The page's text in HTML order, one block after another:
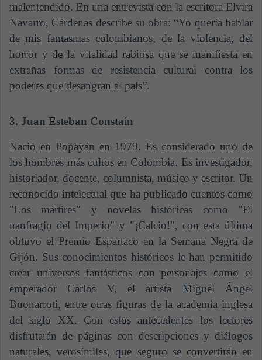
malentendido. En una entrevista con la escritora Elvira
Navarro, Cárdenas describe su obra: “Yo quería hablar
de mis fantasmas colombianos, de la violencia, del
horror y de la vitalidad rabiosa que se manifiesta en
extrañas formas de resistencia cultural contra los
poderes que desangran al país”.
3. Juan Esteban Constaín
Nació en Popayán en 1979. Es considerado uno de
los hombres más cultos en Colombia. Es investigador,
historiador, docente, columnista, músico y escritor. Un
reconocido intelectual que ha publicado cuentos como
"Los mártires" y novelas históricas como "El
naufragio del Imperio" y "¡Calcio!", con esta última
obtuvo el Premio Espartaco en la Semana Negra de
Gijón. Sus conocimientos históricos le han permitido
crear universos fantásticos con personajes como el
emperador Carlos V, el artista Miguel Ángel
Buonarroti, entre otras figuras de la academia inglesa
del siglo XX. Con estos antecedentes los lectores
disfrutarán de páginas con descripciones y diálogos
naturales, verosímiles, que seguro se convertirán en